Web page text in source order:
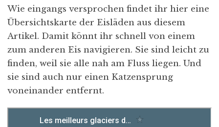
Wie eingangs versprochen findet ihr hier eine
Übersichtskarte der Eisläden aus diesem
Artikel. Damit könnt ihr schnell von einem
zum anderen Eis navigieren. Sie sind leicht zu
finden, weil sie alle nah am Fluss liegen. Und
sie sind auch nur einen Katzensprung
voneinander entfernt.